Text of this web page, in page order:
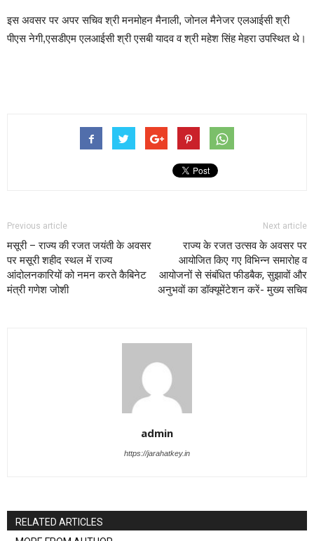
इस अवसर पर अपर सचिव श्री मनमोहन मैनाली, जोनल मैनेजर एलआईसी श्री
पीएस नेगी,एसडीएम एलआईसी श्री एसबी यादव व श्री महेश सिंह मेहरा उपस्थित थे।
Previous article
मसूरी – राज्य की रजत जयंती के अवसर
पर मसूरी शहीद स्थल में राज्य
आंदोलनकारियों को नमन करते कैबिनेट
मंत्री गणेश जोशी
Next article
राज्य के रजत उत्सव के अवसर पर
आयोजित किए गए विभिन्न समारोह व
आयोजनों से संबंधित फीडबैक, सुझावों और
अनुभवों का डॉक्यूमेंटेशन करें- मुख्य सचिव
admin
https://jarahatkey.in
RELATED ARTICLES